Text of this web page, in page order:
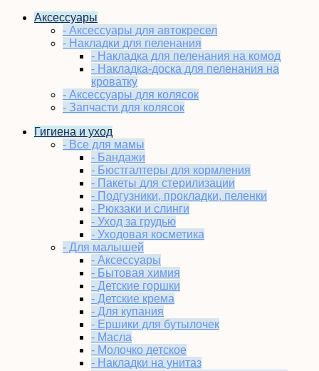
Аксессуары
- Аксессуары для автокресел
- Накладки для пеленания
- Накладка для пеленания на комод
- Накладка-доска для пеленания на
кроватку
- Аксессуары для колясок
- Запчасти для колясок
Гигиена и уход
- Все для мамы
- Бандажи
- Бюстгалтеры для кормления
- Пакеты для стерилизации
- Подгузники, прокладки, пеленки
- Рюкзаки и слинги
- Уход за грудью
- Уходовая косметика
- Для малышей
- Аксессуары
- Бытовая химия
- Детские горшки
- Детские крема
- Для купания
- Ершики для бутылочек
- Масла
- Молочко детское
- Накладки на унитаз